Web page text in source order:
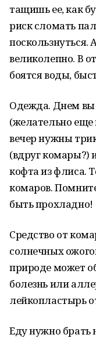
тащишь ее, как
риск сломать
поскользнуться.
великолепно. В
боятся воды,
Одежда. Днем вы
(желательно еще
вечер нужны
(вдруг комары?)
кофта из флиса.
комаров.
быть прохладно!
Средство от
солнечных
природе может
болезнь или
лейкопластырь
Еду нужно брать